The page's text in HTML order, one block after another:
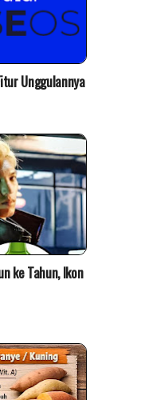
Unggulannya
ke Tahun, Ikon